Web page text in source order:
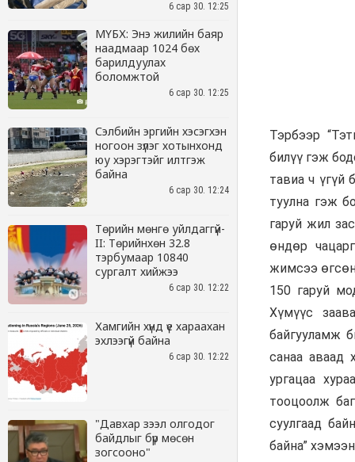
6 сар 30. 12:25
МҮБХ: Энэ жилийн баяр
наадмаар 1024 бөх
барилдуулах
боломжтой
6 сар 30. 12:25
Сэлбийн эргийн хэсэгхэн
ногоон зүлэг хотынхонд
юу хэрэгтэйг илтгэж
байна
6 сар 30. 12:24
Төрийн мөнгө уйлдаггүй-
II: Төрийнхөн 32.8
тэрбумаар 10840
сургалт хийжээ
6 сар 30. 12:22
Хамгийн хүнд үе хараахан
эхлээгүй байна
6 сар 30. 12:22
"Давхар зээл олгодог
байдлыг бүр мөсөн
зогсооно"